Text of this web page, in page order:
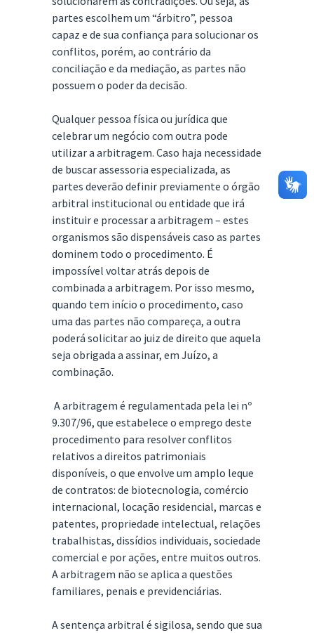
partes escolhem um “árbitro”, pessoa
capaz e de sua confiança para solucionar os
conflitos, porém, ao contrário da
conciliação e da mediação, as partes não
possuem o poder da decisão.
Qualquer pessoa física ou jurídica que
celebrar um negócio com outra pode
utilizar a arbitragem. Caso haja necessidade
de buscar assessoria especializada, as
partes deverão definir previamente o órgão
arbitral institucional ou entidade que irá
instituir e processar a arbitragem – estes
organismos são dispensáveis caso as partes
dominem todo o procedimento. É
impossível voltar atrás depois de
combinada a arbitragem. Por isso mesmo,
quando tem início o procedimento, caso
uma das partes não compareça, a outra
poderá solicitar ao juiz de direito que aquela
seja obrigada a assinar, em Juízo, a
combinação.
A arbitragem é regulamentada pela lei nº
9.307/96, que estabelece o emprego deste
procedimento para resolver conflitos
relativos a direitos patrimoniais
disponíveis, o que envolve um amplo leque
de contratos: de biotecnologia, comércio
internacional, locação residencial, marcas e
patentes, propriedade intelectual, relações
trabalhistas, dissídios individuais, sociedade
comercial e por ações, entre muitos outros.
A arbitragem não se aplica a questões
familiares, penais e previdenciárias.
A sentença arbitral é sigilosa, sendo que sua